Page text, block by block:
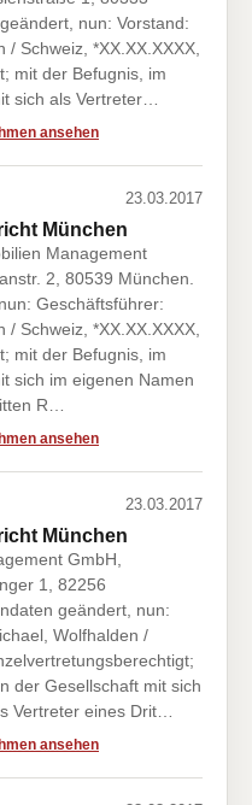
nun: Vorstand:
Schweiz, *XX.XX.XXXX,
mit der Befugnis, im
sich als Vertreter…
ansehen
23.03.2017
München
Management
2, 80539 München.
Geschäftsführer:
Schweiz, *XX.XX.XXXX,
mit der Befugnis, im
sich im eigenen Namen
R…
ansehen
23.03.2017
München
GmbH,
1, 82256
geändert, nun:
Wolfhalden /
der Gesellschaft mit sich
Vertreter eines Drit…
ansehen